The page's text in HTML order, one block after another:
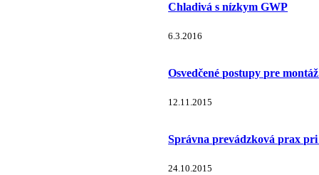
Chladivá s nízkym GWP
6.3.2016
Osvedčené postupy pre
12.11.2015
Správna prevádzková prax
24.10.2015